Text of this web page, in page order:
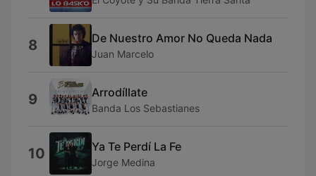
8 De Nuestro Amor No Queda Nada
Juan Marcelo
9 Arrodíllate
Banda Los Sebastianes
10 Ya Te Perdí La Fe
Jorge Medina